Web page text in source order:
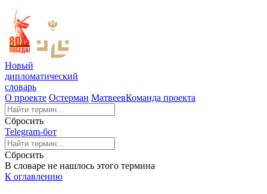
Новый
дипломатический
словарь
О проекте Остерман МатвеевКоманда проекта
Сбросить
Telegram-бот
Сбросить
В словаре не нашлось этого термина
К оглавлению